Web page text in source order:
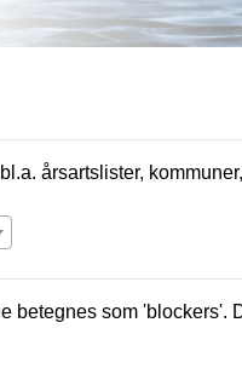
årsartslister,
betegnes som